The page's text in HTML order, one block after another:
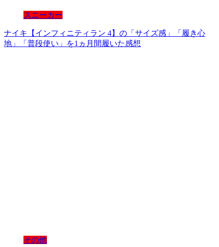
スニーカー
ナイキ【インフィニティラン 4】の「サイズ感」「履き心
地」「普段使い」を1ヵ月間履いた感想
その他